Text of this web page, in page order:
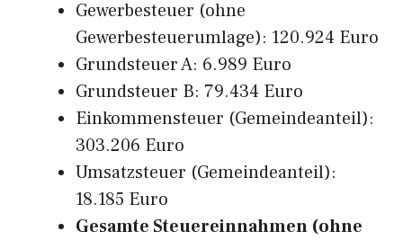
Gewerbesteuer (ohne
Gewerbesteuerumlage): 120.924 Euro
Grundsteuer A: 6.989 Euro
Grundsteuer B: 79.434 Euro
Einkommensteuer (Gemeindeanteil):
303.206 Euro
Umsatzsteuer (Gemeindeanteil):
18.185 Euro
Gesamte Steuereinnahmen (ohne